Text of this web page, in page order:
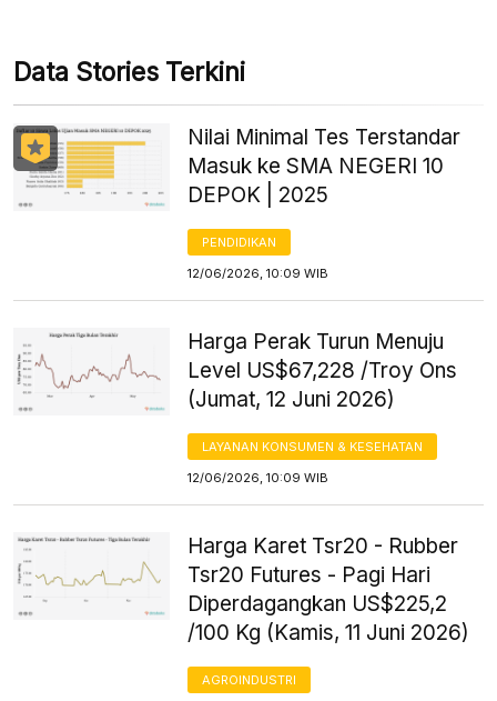
Data Stories Terkini
Nilai Minimal Tes Terstandar
Masuk ke SMA NEGERI 10
DEPOK | 2025
PENDIDIKAN
12/06/2026, 10:09 WIB
Harga Perak Turun Menuju
Level US$67,228 /Troy Ons
(Jumat, 12 Juni 2026)
LAYANAN KONSUMEN & KESEHATAN
12/06/2026, 10:09 WIB
Harga Karet Tsr20 - Rubber
Tsr20 Futures - Pagi Hari
Diperdagangkan US$225,2
/100 Kg (Kamis, 11 Juni 2026)
AGROINDUSTRI